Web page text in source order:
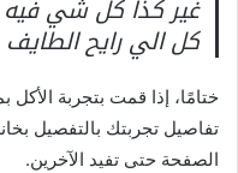
غير كذا كل شي فيه
كل الي رايح
ختامًا، إذا قمت بتجربة
تفاصيل تجربتك بالتفصيل
الصفحة حتى تفيد الآخرين.